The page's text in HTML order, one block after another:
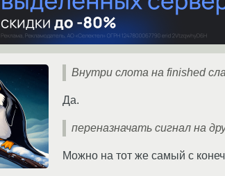
Внутри слота на finished
Да.
переназначать сигнал на
Можно на тот же самый с